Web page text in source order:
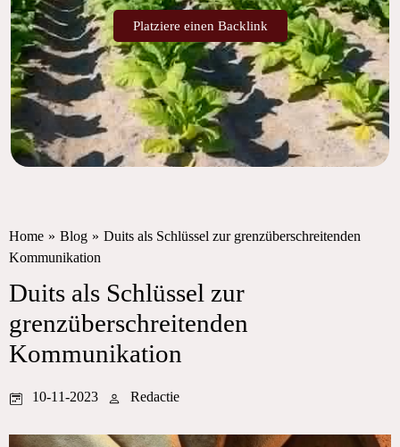
Platziere einen Backlink
Home » Blog » Duits als Schlüssel zur grenzüberschreitenden
Kommunikation
Duits als Schlüssel zur
grenzüberschreitenden
Kommunikation
10-11-2023 Redactie